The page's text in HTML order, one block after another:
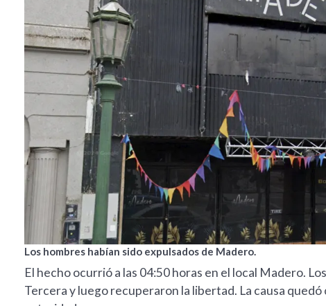
Los hombres habían sido expulsados de Madero.
El hecho ocurrió a las 04:50 horas en el local Madero.
Tercera y luego recuperaron la libertad. La causa